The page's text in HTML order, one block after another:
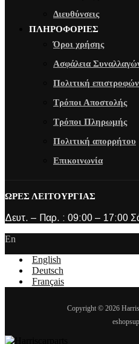
Διευθύνσεις
ΠΛΗΡΟΦΟΡΙΕΣ
Όροι χρήσης
Ασφάλεια
Πολιτική επιστροφών
Τρόποι Αποστολής
Τρόποι Πληρωμής
Πολιτική απορρήτου
Επικοινωνία
ΩΡΕΣ ΛΕΙΤΟΥΡΓΙΑΣ
Δευτ. – Παρ. : 09:00 – 17:00
En
English
Deutsch
Français
Copyright © 2026